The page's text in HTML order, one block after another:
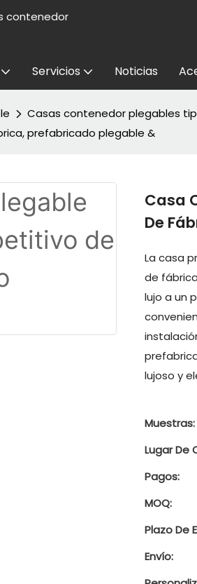
contenedor
Servicios Noticias
Casas contenedor plegables
prefabricado plegable &
Casa
De
La casa
de
lujo a un
lujoso y
Muestras:
Lugar De
Pagos:
MOQ:
Plazo De
Envío: